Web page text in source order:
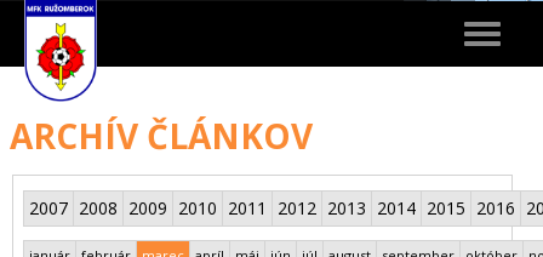
Toggle
ARCHÍV ČLÁNKOV
2007 2008 2009 2010 2011 2012 2013 2014 2015 2016